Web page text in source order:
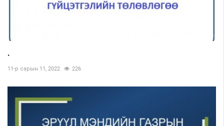
.
11-р сарын 11, 2022 226